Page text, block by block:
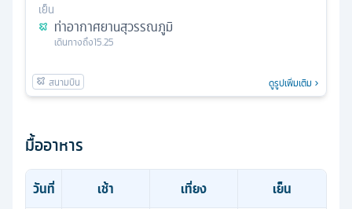
เย็น
ท่าอากาศยานสุวรรณภูมิ
เดินทางถึง15.25
ดูรูปเพิ่มเติม
มื้ออาหาร
วันที่ เช้า เที่ยง
เย็น